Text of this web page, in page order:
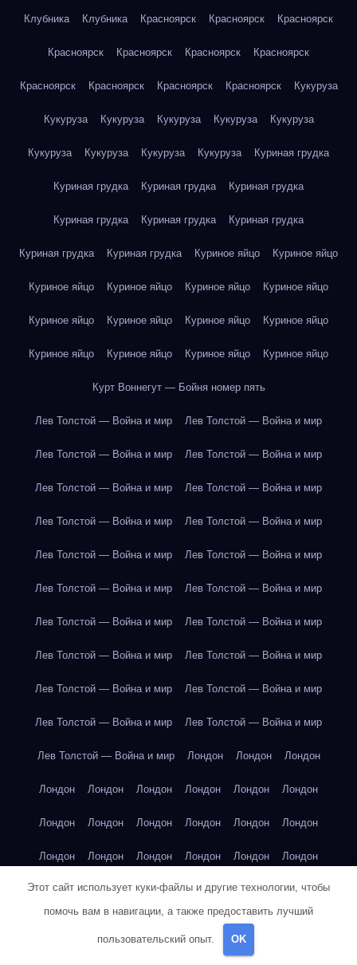
Клубника Клубника Красноярск Красноярск Красноярск
Красноярск Красноярск Красноярск Красноярск
Красноярск Красноярск Красноярск Красноярск Кукуруза
Кукуруза Кукуруза Кукуруза Кукуруза Кукуруза
Кукуруза Кукуруза Кукуруза Кукуруза Куриная грудка
Куриная грудка Куриная грудка Куриная грудка
Куриная грудка Куриная грудка Куриная грудка
Куриная грудка Куриная грудка Куриное яйцо Куриное яйцо
Куриное яйцо Куриное яйцо Куриное яйцо Куриное яйцо
Куриное яйцо Куриное яйцо Куриное яйцо Куриное яйцо
Куриное яйцо Куриное яйцо Куриное яйцо Куриное яйцо
Курт Воннегут — Бойня номер пять
Лев Толстой — Война и мир Лев Толстой — Война и мир
Лев Толстой — Война и мир Лев Толстой — Война и мир
Лев Толстой — Война и мир Лев Толстой — Война и мир
Лев Толстой — Война и мир Лев Толстой — Война и мир
Лев Толстой — Война и мир Лев Толстой — Война и мир
Лев Толстой — Война и мир Лев Толстой — Война и мир
Лев Толстой — Война и мир Лев Толстой — Война и мир
Лев Толстой — Война и мир Лев Толстой — Война и мир
Лев Толстой — Война и мир Лев Толстой — Война и мир
Лев Толстой — Война и мир Лев Толстой — Война и мир
Лев Толстой — Война и мир Лондон Лондон Лондон
Лондон Лондон Лондон Лондон Лондон Лондон
Лондон Лондон Лондон Лондон Лондон Лондон
Лондон Лондон Лондон Лондон Лондон Лондон
Лондон Лондон Лондон Лондон Лос-Анджелес
Лос-Анджелес
Лос-Анджелес
Этот сайт использует куки-файлы и другие технологии, чтобы
помочь вам в навигации, а также предоставить лучший
пользовательский опыт. OK